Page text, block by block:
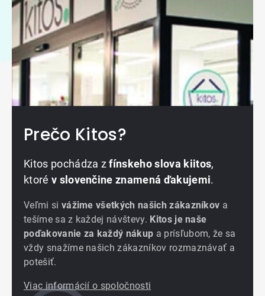
Prečo Kitos?
Kitos pochádza zfínskeho slova kiitos,
ktoré v slovenčine znamená ďakujemi.
Veľmi si vážime všetkých našich zákazníkov a
tešíme sa z každej návštevy. Kitos je naše
poďakovanie za každý nákup a prísľubom, že sa
vždy snažíme našich zákazníkov rozmaznávať a
potešiť.
Viac informácií o spoločnosti